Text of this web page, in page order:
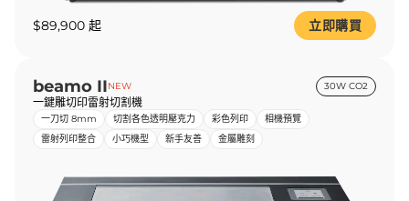
$89,900 起 立即購買
beamo IINEW 30W CO2
一鍵雕切印雷射切割機
一刀切 8mm 切割各色透明壓克力 彩色列印
相機預覽
雷射列印整合
小巧機型 新手友善 金屬雕刻